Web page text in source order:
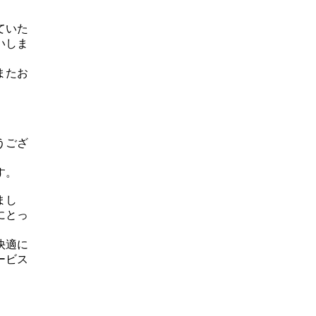
いた
しま
たお
ござ
し
とっ
適に
ビス